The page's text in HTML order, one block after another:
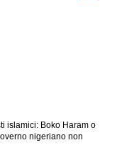
islamici: Boko Haram o
nigeriano non